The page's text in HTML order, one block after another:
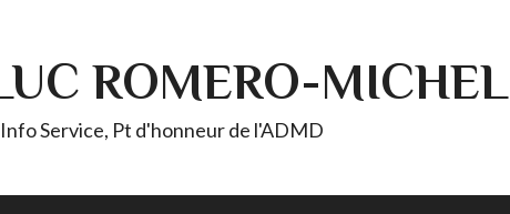
ROMERO-MICHEL
Service, Pt d'honneur de l'ADMD